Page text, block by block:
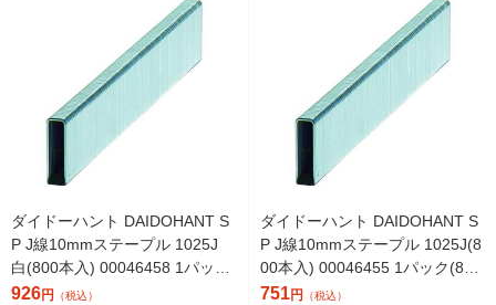
ダイドーハント DAIDOHANT S
P J線10mmステープル 1025J
白(800本入) 00046458 1パック
(800本)（直送品）
926円 （税込）
ダイドーハント DAIDOHANT S
P J線10mmステープル 1025J(8
00本入) 00046455 1パック(800
本)（直送品）
751円 （税込）